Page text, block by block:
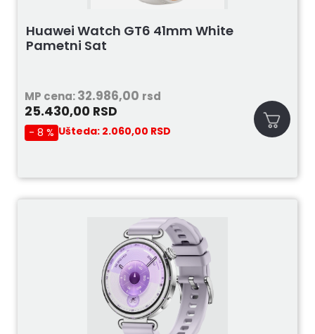
Huawei Watch GT6 41mm White
Pametni Sat
MP cena:32.986,00 rsd
25.430,00 RSD
- 8 % Ušteda: 2.060,00 RSD